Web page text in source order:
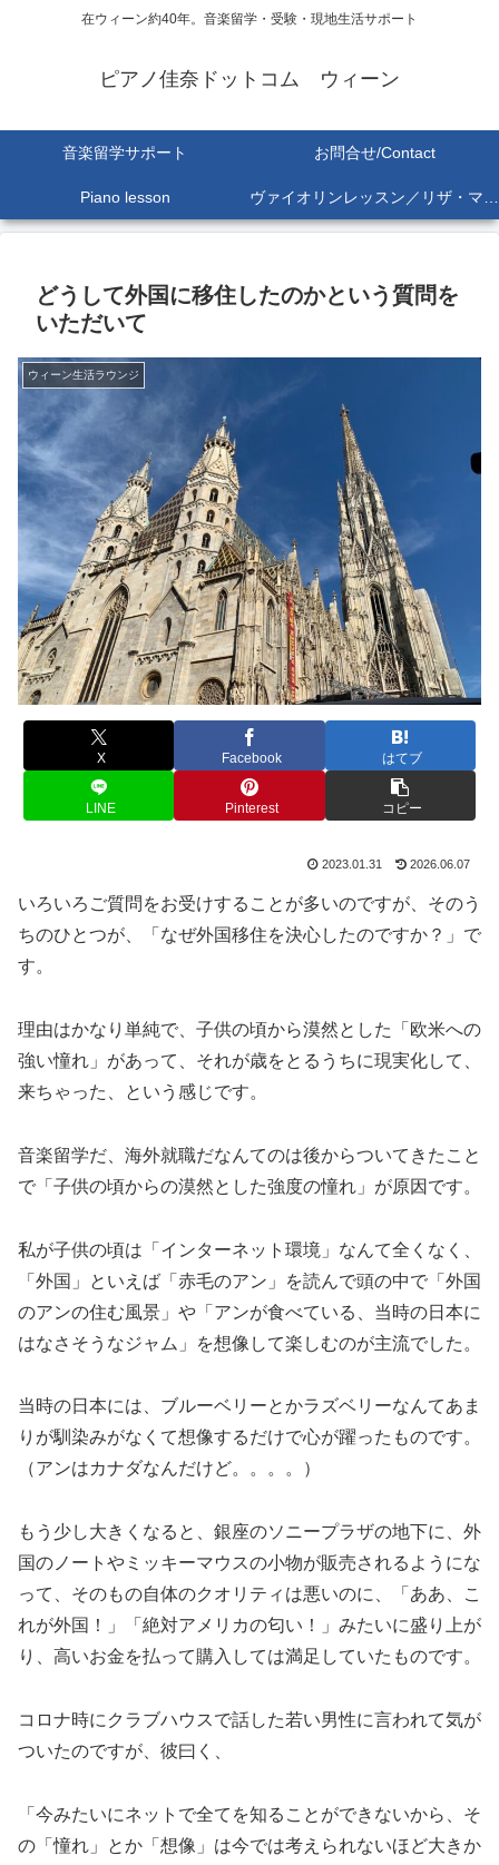
在ウィーン約40年。音楽留学・受験・現地生活サポート
ピアノ佳奈ドットコム ウィーン
音楽留学サポート お問合せ/Contact
Piano lesson ヴァイオリンレッスン／リザ・マリア Lisa-Maria SEKINE
どうして外国に移住したのかという質問を
いただいて
ウィーン生活ラウンジ
X Facebook はてブ
LINE Pinterest コピー
2023.01.31 2026.06.07
いろいろご質問をお受けすることが多いのですが、そのう
ちのひとつが、「なぜ外国移住を決心したのですか？」で
す。
理由はかなり単純で、子供の頃から漠然とした「欧米への
強い憧れ」があって、それが歳をとるうちに現実化して、
来ちゃった、という感じです。
音楽留学だ、海外就職だなんてのは後からついてきたこと
で「子供の頃からの漠然とした強度の憧れ」が原因です。
私が子供の頃は「インターネット環境」なんて全くなく、
「外国」といえば「赤毛のアン」を読んで頭の中で「外国
のアンの住む風景」や「アンが食べている、当時の日本に
はなさそうなジャム」を想像して楽しむのが主流でした。
当時の日本には、ブルーベリーとかラズベリーなんてあま
りが馴染みがなくて想像するだけで心が躍ったものです。
（アンはカナダなんだけど。。。。）
もう少し大きくなると、銀座のソニープラザの地下に、外
国のノートやミッキーマウスの小物が販売されるようにな
って、そのもの自体のクオリティは悪いのに、「ああ、こ
れが外国！」「絶対アメリカの匂い！」みたいに盛り上が
り、高いお金を払って購入しては満足していたものです。
コロナ時にクラブハウスで話した若い男性に言われて気が
ついたのですが、彼曰く、
「今みたいにネットで全てを知ることができないから、そ
の「憧れ」とか「想像」は今では考えられないほど大きか